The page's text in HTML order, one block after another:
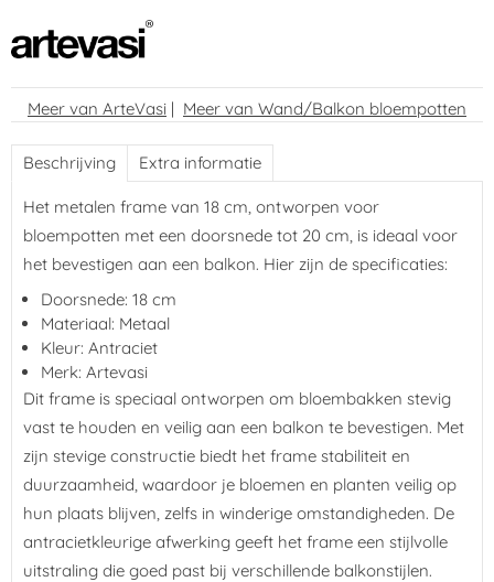
Meer van ArteVasi | Meer van Wand/Balkon bloempotten
Beschrijving Extra informatie
Het metalen frame van 18 cm, ontworpen voor
bloempotten met een doorsnede tot 20 cm, is ideaal voor
het bevestigen aan een balkon. Hier zijn de specificaties:
Doorsnede: 18 cm
Materiaal: Metaal
Kleur: Antraciet
Merk: Artevasi
Dit frame is speciaal ontworpen om bloembakken stevig
vast te houden en veilig aan een balkon te bevestigen. Met
zijn stevige constructie biedt het frame stabiliteit en
duurzaamheid, waardoor je bloemen en planten veilig op
hun plaats blijven, zelfs in winderige omstandigheden. De
antracietkleurige afwerking geeft het frame een stijlvolle
uitstraling die goed past bij verschillende balkonstijlen.